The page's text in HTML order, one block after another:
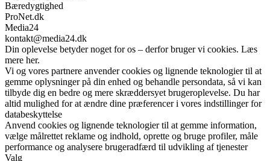
Bæredygtighed
ProNet.dk
Media24
kontakt@media24.dk
Din oplevelse betyder noget for os – derfor bruger vi cookies. Læs
mere her.
Vi og vores partnere anvender cookies og lignende teknologier til at
gemme oplysninger på din enhed og behandle persondata, så vi kan
tilbyde dig en bedre og mere skræddersyet brugeroplevelse. Du har
altid mulighed for at ændre dine præferencer i vores indstillinger for
databeskyttelse
Anvend cookies og lignende teknologier til at gemme information,
vælge målrettet reklame og indhold, oprette og bruge profiler, måle
performance og analysere brugeradfærd til udvikling af tjenester
Valg